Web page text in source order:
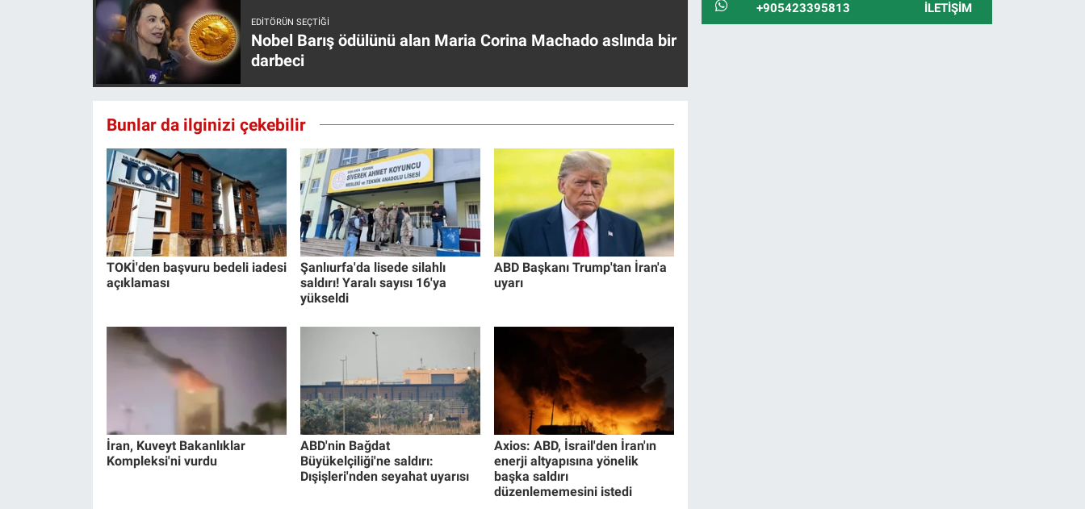
EDITÖRÜN SEÇTIĞI
Nobel Barış ödülünü alan Maria Corina Machado aslında bir
darbeci
Bunlar da ilginizi çekebilir
TOKİ'den başvuru bedeli iadesi
açıklaması
Şanlıurfa'da lisede silahlı
saldırı! Yaralı sayısı 16'ya
yükseldi
ABD Başkanı Trump'tan İran'a
uyarı
İran, Kuveyt Bakanlıklar
Kompleksi'ni vurdu
ABD'nin Bağdat
Büyükelçiliği'ne saldırı:
Dışişleri'nden seyahat uyarısı
Axios: ABD, İsrail'den İran'ın
enerji altyapısına yönelik
başka saldırı
düzenlememesini istedi
+905423395813 İLETIŞIM
Türkiye'nin Gündemi
Yerel Gündem
Canlı Yayın